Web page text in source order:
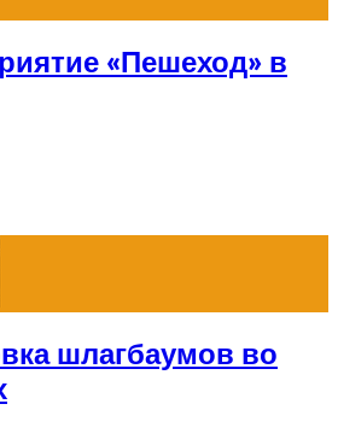
«Пешеход» в
шлагбаумов во